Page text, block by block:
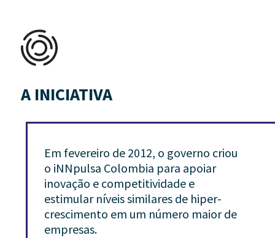
A INICIATIVA
Em fevereiro de 2012, o governo criou
o iNNpulsa Colombia para apoiar
inovação e competitividade e
estimular níveis similares de hiper-
crescimento em um número maior de
empresas.